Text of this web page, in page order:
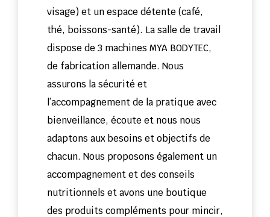
visage) et un espace détente (café,
thé, boissons-santé). La salle de travail
dispose de 3 machines MYA BODYTEC,
de fabrication allemande. Nous
assurons la sécurité et
l’accompagnement de la pratique avec
bienveillance, écoute et nous nous
adaptons aux besoins et objectifs de
chacun. Nous proposons également un
accompagnement et des conseils
nutritionnels et avons une boutique
des produits compléments pour mincir,